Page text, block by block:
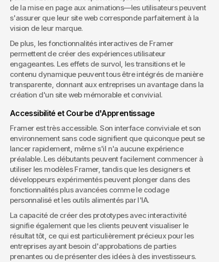
de la mise en page aux animations—les utilisateurs peuvent
s'assurer que leur site web corresponde parfaitement à la
vision de leur marque.
De plus, les fonctionnalités interactives de Framer
permettent de créer des expériences utilisateur
engageantes. Les effets de survol, les transitions et le
contenu dynamique peuvent tous être intégrés de manière
transparente, donnant aux entreprises un avantage dans la
création d'un site web mémorable et convivial.
Accessibilité et Courbe d'Apprentissage
Framer est très accessible. Son interface conviviale et son
environnement sans code signifient que quiconque peut se
lancer rapidement, même s'il n'a aucune expérience
préalable. Les débutants peuvent facilement commencer à
utiliser les modèles Framer, tandis que les designers et
développeurs expérimentés peuvent plonger dans des
fonctionnalités plus avancées comme le codage
personnalisé et les outils alimentés par l'IA.
La capacité de créer des prototypes avec interactivité
signifie également que les clients peuvent visualiser le
résultat tôt, ce qui est particulièrement précieux pour les
entreprises ayant besoin d'approbations de parties
prenantes ou de présenter des idées à des investisseurs.